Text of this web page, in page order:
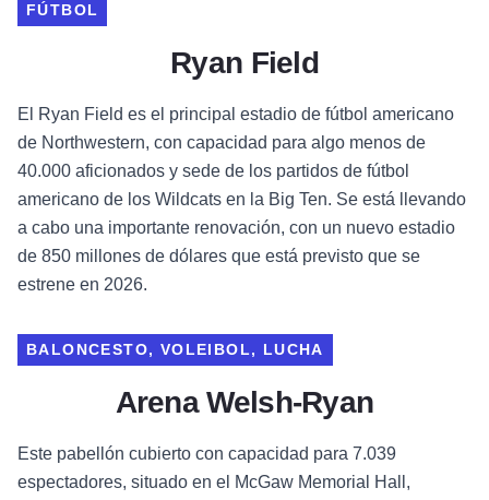
FÚTBOL
Ryan Field
El Ryan Field es el principal estadio de fútbol americano
de Northwestern, con capacidad para algo menos de
40.000 aficionados y sede de los partidos de fútbol
americano de los Wildcats en la Big Ten. Se está llevando
a cabo una importante renovación, con un nuevo estadio
de 850 millones de dólares que está previsto que se
estrene en 2026.
BALONCESTO, VOLEIBOL, LUCHA
Arena Welsh-Ryan
Este pabellón cubierto con capacidad para 7.039
espectadores, situado en el McGaw Memorial Hall,